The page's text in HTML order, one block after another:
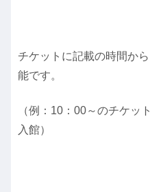
チケットに記載の時間か
能です。
（例：10：00～のチケッ
入館）